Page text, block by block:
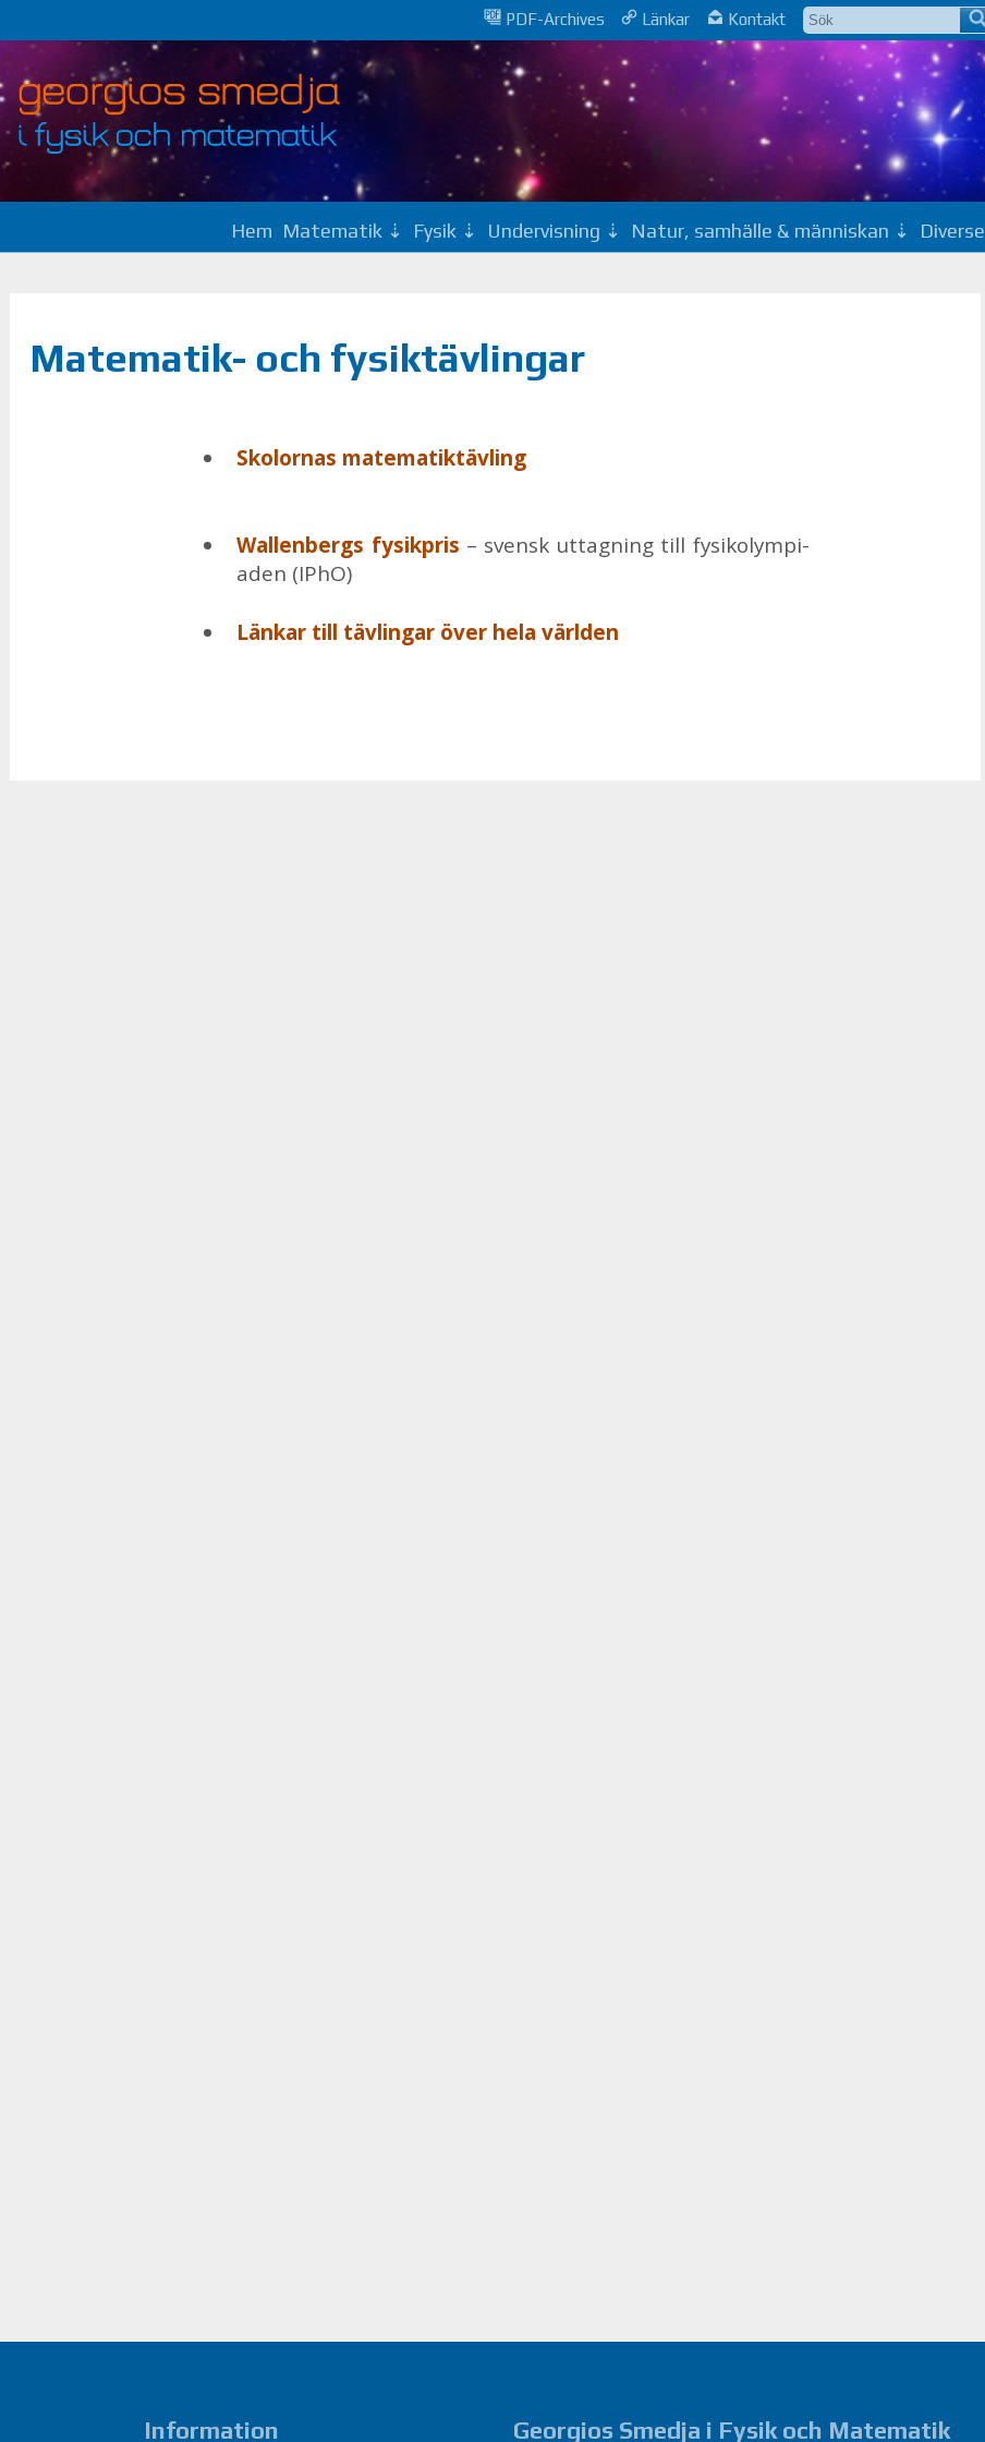
PDF-Archives Länkar Kontakt
Hem Matematik Fysik Undervisning Natur, samhälle & människan Diverse
Matematik- och fysiktävlingar
Sko­lor­nas ma­te­ma­tik­täv­ling
Wal­len­bergs fy­sik­pris – svensk ut­tag­ning till fy­si­ko­lym­pi­
a­den (IPhO)
Län­kar till täv­ling­ar över hela värl­den
Information Georgios Smedja i Fysik och Matematik